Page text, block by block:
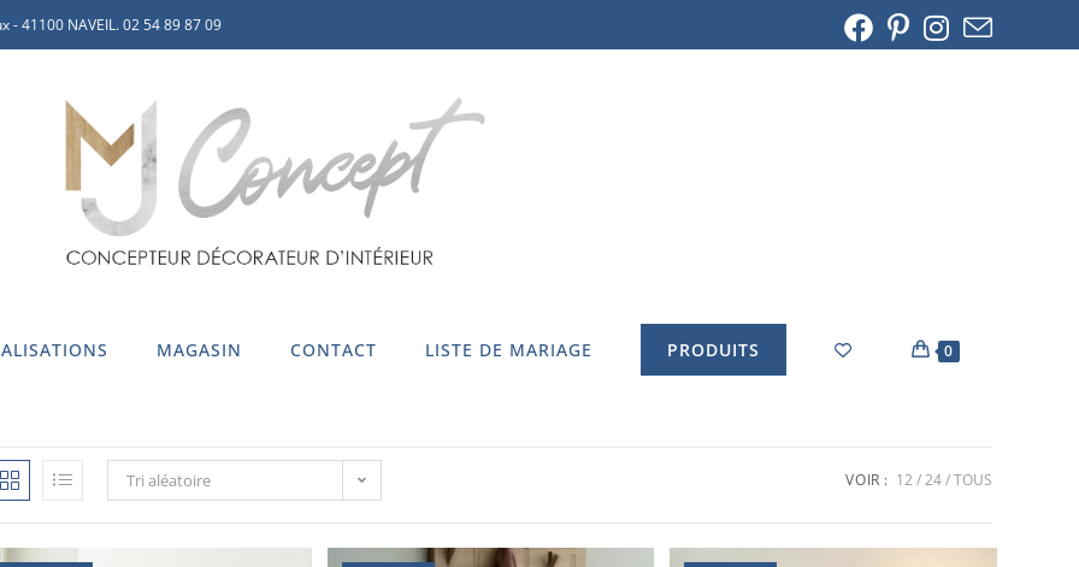
41100 NAVEIL. 02 54 89 87 09
MAGASIN CONTACT LISTE DE MARIAGE PRODUITS 0
Tri aléatoire VOIR : 12 24 TOUS